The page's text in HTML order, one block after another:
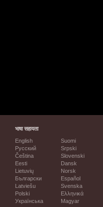
भाषा सहायता
English
Русский
Čeština
Eesti
Lietuvių
Български
Latviešu
Polski
Українська
Suomi
Srpski
Slovenski
Dansk
Norsk
Español
Svenska
Ελληνικά
Magyar